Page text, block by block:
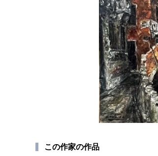
この作家の作品